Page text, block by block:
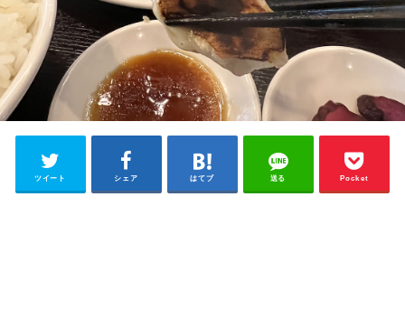
ツイート シェア はてブ 送る Pocket